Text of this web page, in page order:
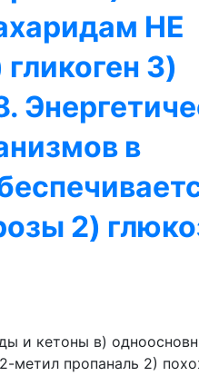
НЕ
3)
в
2)
и кетоны в)
метил пропаналь 2)